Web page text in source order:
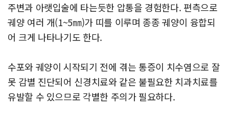
주변과 아랫입술에 타는듯한 압통을 경험한다. 편측으로
궤양 여러 개(1~5㎜)가 띠를 이루며 종종 궤양이 융합되
어 크게 나타나기도 한다.
수포와 궤양이 시작되기 전에 겪는 통증이 치수염으로 잘
못 감별 진단되어 신경치료와 같은 불필요한 치과치료를
유발할 수 있으므로 각별한 주의가 필요하다.